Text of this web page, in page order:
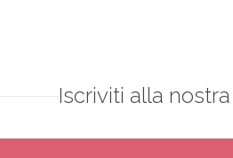
Iscriviti alla